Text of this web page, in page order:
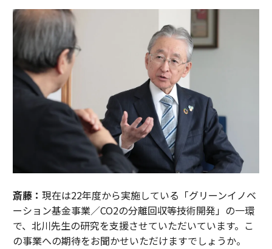
斎藤： 現在は22年度から実施している「グリーンイノベ
ーション基金事業／CO2の分離回収等技術開発」の一環
で、北川先生の研究を支援させていただいています。こ
の事業への期待をお聞かせいただけますでしょうか。